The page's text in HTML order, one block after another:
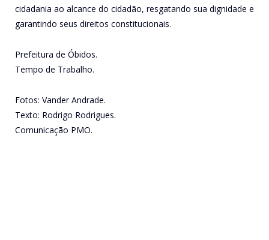
cidadania ao alcance do cidadão, resgatando sua dignidade e
garantindo seus direitos constitucionais.
Prefeitura de Óbidos.
Tempo de Trabalho.
Fotos: Vander Andrade.
Texto: Rodrigo Rodrigues.
Comunicação PMO.